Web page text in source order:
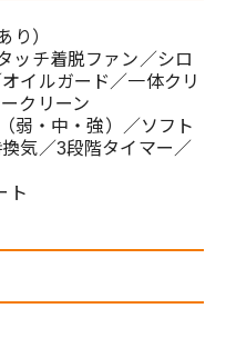
り）
ッチ着脱ファン／シロ
イルガード／一体クリ
クリーン
弱・中・強）／ソフト
気／3段階タイマー／
ト